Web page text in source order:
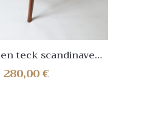
teck scandinave
des années 70
1970
280,00€